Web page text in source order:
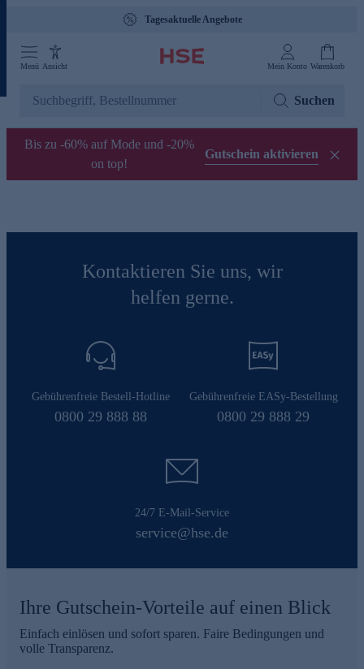
Tagesaktuelle Angebote
Menü Ansicht Mein Konto Warenkorb
Suchen
Bis zu -60% auf Mode und -20%
on top!
Gutschein aktivieren
Kontaktieren Sie uns, wir
helfen gerne.
Gebührenfreie Bestell-Hotline
0800 29 888 88
Gebührenfreie EASy-Bestellung
0800 29 888 29
24/7 E-Mail-Service
service@hse.de
Ihre Gutschein-Vorteile auf einen Blick
Einfach einlösen und sofort sparen. Faire Bedingungen und
volle Transparenz.